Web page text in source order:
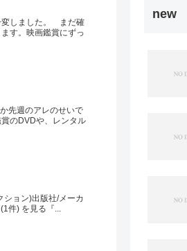
変しました。 まだ確
す。映画鑑賞にずっ
先週のアレのせいで
のDVDや、レンタル
ョン)出版社/メーカ
件) を見る『...
new